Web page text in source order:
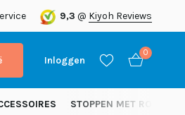
9,3 @ Kiyoh Reviews
Inloggen
0
STOPPEN MET ROKEN